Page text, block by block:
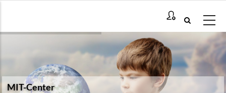
Inhalt
MIT-Center